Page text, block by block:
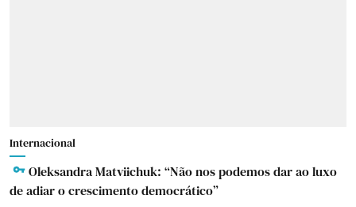
Internacional
Oleksandra Matviichuk: “Não nos podemos dar ao luxo
de adiar o crescimento democrático”